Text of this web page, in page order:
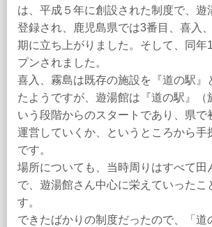
は、平成５年に創設された制度で、遊
登録され、鹿児島県では3番目、喜入
期に立ち上がりました。そして、同年
プンされました。
喜入、霧島は既存の施設を『道の駅』
たようですが、遊湯館は『道の駅』（
いう段階からのスタートであり、県で
運営していくか、というところから手
です。
場所についても、当時周りはすべて田
で、遊湯館さん中心に栄えていったこ
す。
できたばかりの制度だったので、「道